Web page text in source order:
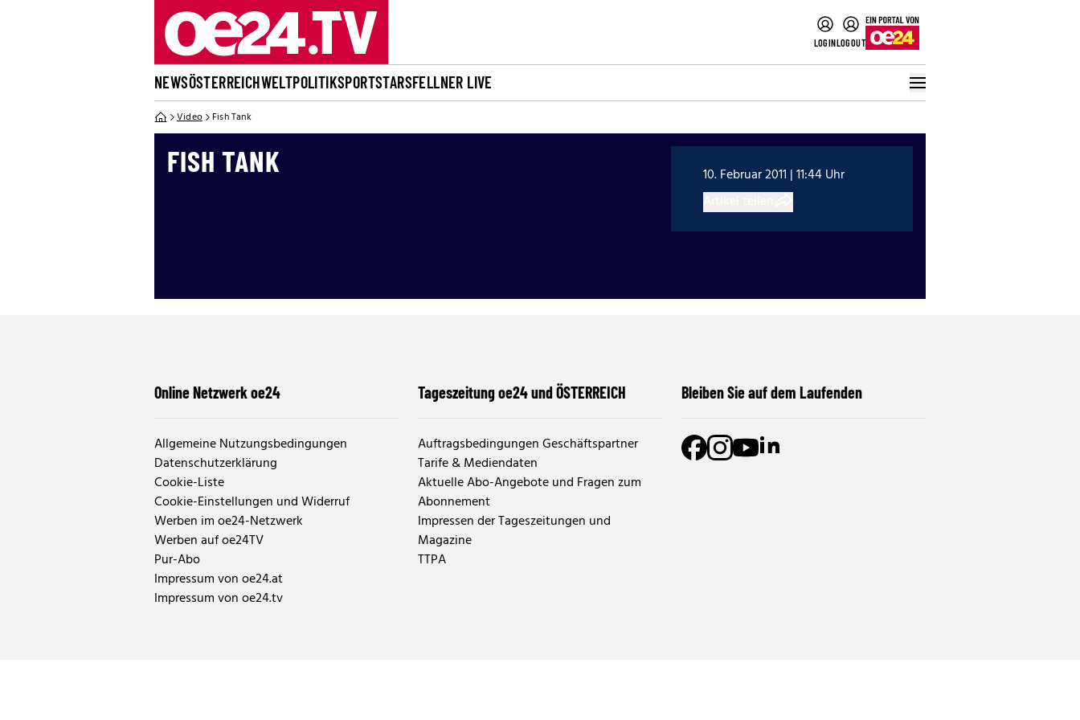
LOGINLOGOUT
NEWSÖSTERREICHWELTPOLITIKSPORTSTARSFELLNER LIVE
Video Fish Tank
FISH TANK
10. Februar 2011 | 11:44 Uhr
Online Netzwerk oe24
Allgemeine Nutzungsbedingungen
Datenschutzerklärung
Cookie-Liste
Cookie-Einstellungen und Widerruf
Werben im oe24-Netzwerk
Werben auf oe24TV
Pur-Abo
Impressum von oe24.at
Impressum von oe24.tv
Tageszeitung oe24 und ÖSTERREICH
Auftragsbedingungen Geschäftspartner
Tarife & Mediendaten
Aktuelle Abo-Angebote und Fragen zum
Abonnement
Impressen der Tageszeitungen und
Magazine
TTPA
Bleiben Sie auf dem Laufenden